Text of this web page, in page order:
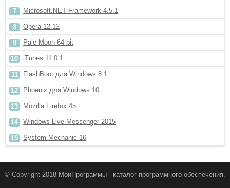
Microsoft.NET Framework 4.5.1
Opera 12.12
Pale Moon 64 bit
iTunes 11.0.1
FlashBoot для Windows 8.1
Phoenix для Windows 10
Mozilla Firefox 45
Windows Live Messenger 2015
System Mechanic 16
© Copyright 2018 МоиПрограммы - каталог программного обеспечения.